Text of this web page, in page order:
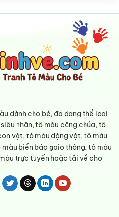
dành cho bé, đa dạng thể loại
nhân, tô màu công chúa, tô
vật, tô màu động vật, tô màu
biển báo gaio thông, tô màu
trực tuyến hoặc tải về cho